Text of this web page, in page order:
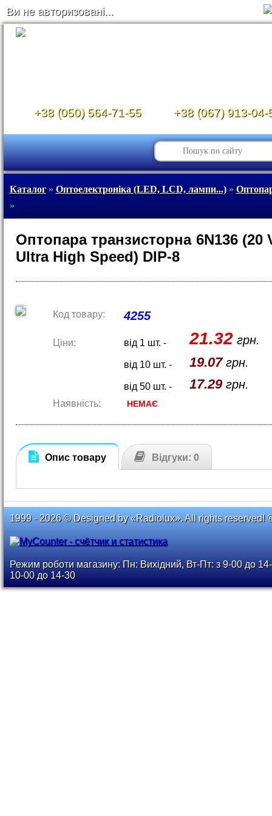
Ви не авторизовані...
+38 (050) 564-71-55 +38 (067) 913-04-
Каталог» Оптоелектроніка (LED, LCD, лампи...)»
»
Оптопара транзисторна 6N136 (20
Ultra High Speed) DIP-8
Код товару: 4255
Ціни: від 1 шт. - 21.32грн.
від 10 шт. - 19.07грн.
від 50 шт. - 17.29грн.
Наявність: НЕМАЄ
Опис товару Відгуки: 0
1999 - 2026 © Designed by «Radiolux». All rights reserved!
Режим роботи магазину: Пн: Вихідний, Вт-Пт: з 9-00 до
10-00 до 14-30